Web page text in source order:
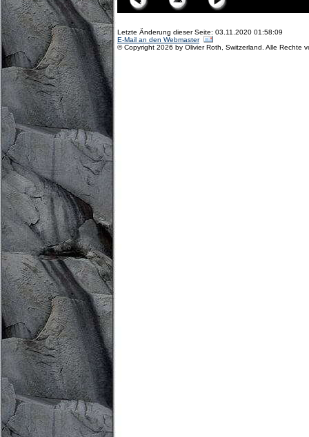
Letzte Änderung dieser Seite: 03.11.2020 01:58:09
E-Mail an den Webmaster
© Copyright 2026 by Olivier Roth, Switzerland. Alle Rechte